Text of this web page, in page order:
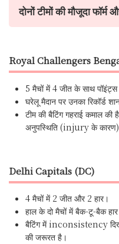
दोनों टीमों की मौजूदा
Royal Challengers
5 मैचों में 4 जीत के साथ
घरेलू मैदान पर उनका रिकॉर्ड
टीम की बैटिंग गहराई कमाल
अनुपस्थिति (injury के कारण)
Delhi Capitals (DC)
4 मैचों में 2 जीत और 2 हार।
हाल के दो मैचों में बैक-टू-बैक
बैटिंग में inconsistency दिख
की जरूरत है।